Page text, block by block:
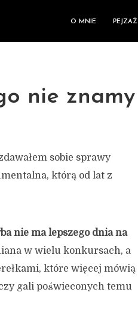
O MNIE PEJZAŻ
nie znamy
sobie sprawy
którą od lat z
nie ma lepszego dnia na
w wielu konkursach, a
które więcej mówią
gali poświeconych temu